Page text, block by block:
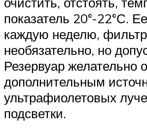
показатель 20°-22°С.
каждую неделю,
необязательно, но
Резервуар желательно
дополнительным
ультрафиолетовых
подсветки.